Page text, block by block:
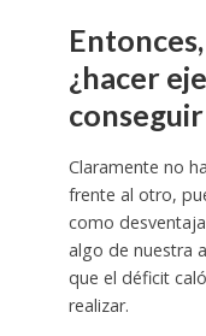
¿hacer
Claramente no
frente al otro,
como
algo de nuestra
que el déficit
realizar.